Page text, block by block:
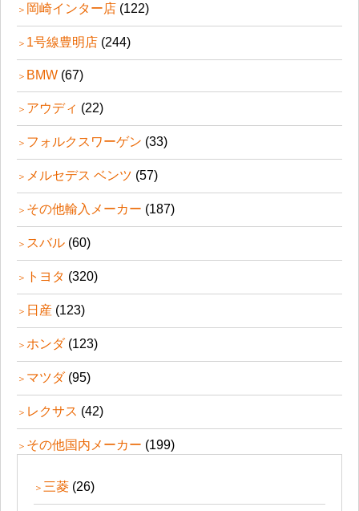
岡崎インター店 (122)
1号線豊明店 (244)
BMW (67)
アウディ (22)
フォルクスワーゲン (33)
メルセデス ベンツ (57)
その他輸入メーカー (187)
スバル (60)
トヨタ (320)
日産 (123)
ホンダ(123)
マツダ(95)
レクサス (42)
その他国内メーカー (199)
三菱 (26)